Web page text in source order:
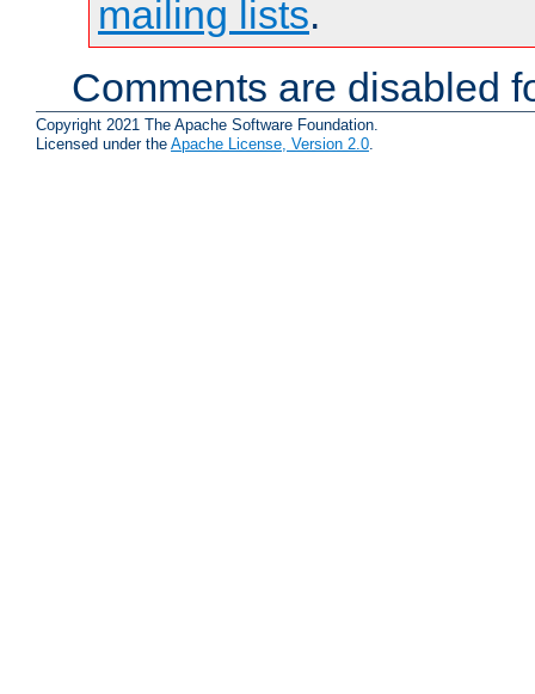
mailing lists.
Comments are disabled
Copyright 2021 The Apache Software Foundation.
Licensed under the Apache License, Version 2.0